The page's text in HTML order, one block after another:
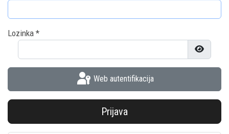
Lozinka *
Prikaži
Web autentifikacija
Prijava